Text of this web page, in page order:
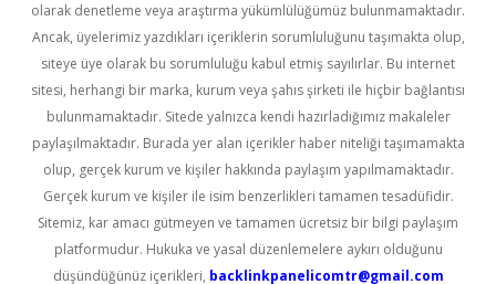
olarak denetleme veya araştırma yükümlülüğümüz bulunmamaktadır.
Ancak, üyelerimiz yazdıkları içeriklerin sorumluluğunu taşımakta olup,
siteye üye olarak bu sorumluluğu kabul etmiş sayılırlar. Bu internet
sitesi, herhangi bir marka, kurum veya şahıs şirketi ile hiçbir bağlantısı
bulunmamaktadır. Sitede yalnızca kendi hazırladığımız makaleler
paylaşılmaktadır. Burada yer alan içerikler haber niteliği taşımamakta
olup, gerçek kurum ve kişiler hakkında paylaşım yapılmamaktadır.
Gerçek kurum ve kişiler ile isim benzerlikleri tamamen tesadüfidir.
Sitemiz, kar amacı gütmeyen ve tamamen ücretsiz bir bilgi paylaşım
platformudur. Hukuka ve yasal düzenlemelere aykırı olduğunu
düşündüğünüz içerikleri, backlinkpanelicomtr@gmail.com